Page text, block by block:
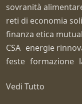
sovranità
reti di economia
finanza etica
CSA energie
feste formazione
Vedi Tutto